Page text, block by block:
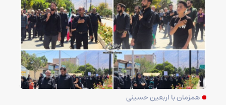
همزمان با اربعین حسینی